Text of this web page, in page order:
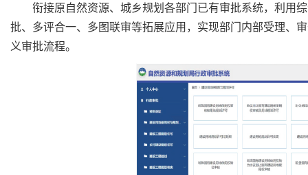
衔接原自然资源、城乡规划各部门已有审批系统，利用
批、多评合一、多图联审等拓展应用，实现部门内部受理、
义审批流程。